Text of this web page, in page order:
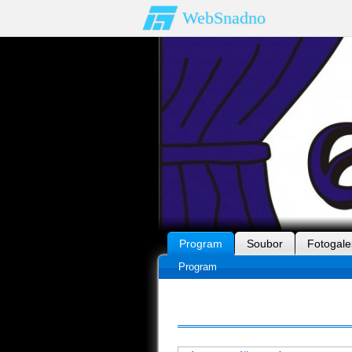
WebSnadno
Program Soubor
Program